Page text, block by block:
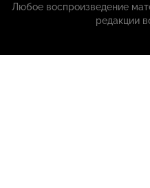
Любое воспроизведение
редакции